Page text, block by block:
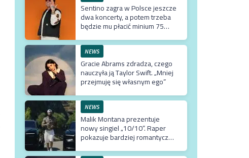
Sentino zagra w Polsce jeszcze
dwa koncerty, a potem trzeba
będzie mu płacić minium 75
kraju
NEWS
Gracie Abrams zdradza, czego
nauczyła ją Taylor Swift. „Mniej
przejmuję się własnym ego”
NEWS
Malik Montana prezentuje
nowy singiel „10/10”. Raper
pokazuje bardziej romantyczne